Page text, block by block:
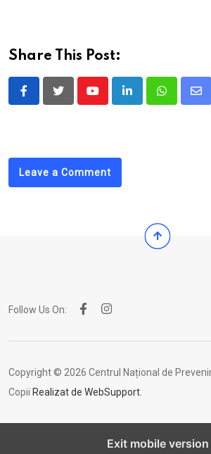
Share This Post:
YoutubeLinkedInWhatsapp
Leave a Comment
Follow Us On:
Copyright © 2026 Centrul Național de
Copii Realizat de WebSupport.
Exit mobile version